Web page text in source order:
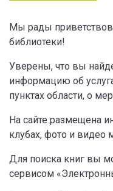
Мы рады
библиотеки!
Уверены, что вы
информацию об
пунктах области, о
На сайте размещена
клубах, фото и видео
Для поиска книг вы
сервисом